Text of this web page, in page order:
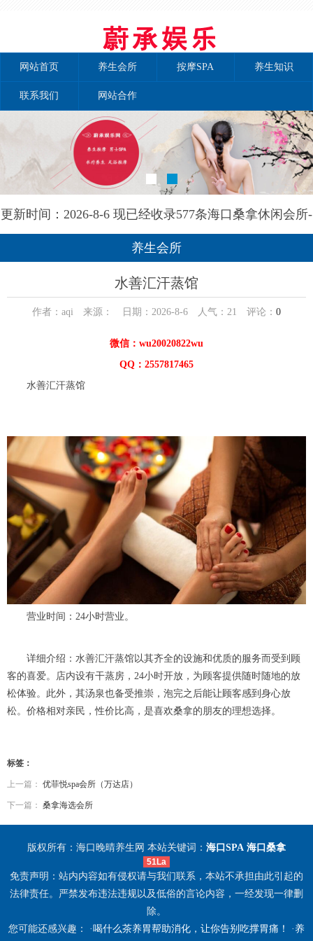
网站首页 养生会所 按摩SPA 养生知识
联系我们 网站合作
更新时间：2026-8-6 现已经收录577条海口桑拿休闲会所-
海口晚晴养生网信息
养生会所
水善汇汗蒸馆
作者：aqi 来源： 日期：2026-8-6 人气： 21 评论： 0
微信：wu20020822wu
QQ：2557817465
水善汇汗蒸馆
营业时间：24小时营业。
详细介绍：水善汇汗蒸馆以其齐全的设施和优质的服务而受到顾
客的喜爱。店内设有干蒸房，24小时开放，为顾客提供随时随地的放
松体验。此外，其汤泉也备受推崇，泡完之后能让顾客感到身心放
松。价格相对亲民，性价比高，是喜欢桑拿的朋友的理想选择。
标签：
上一篇： 优菲悦spa会所（万达店）
下一篇： 桑拿海选会所
版权所有：海口晚晴养生网 本站关键词： 海口SPA 海口桑拿
51La
免责声明：站内内容如有侵权请与我们联系，本站不承担由此引起的
法律责任。严禁发布违法违规以及低俗的言论内容，一经发现一律删
除。
您可能还感兴趣： · 喝什么茶养胃帮助消化，让你告别吃撑胃痛！ · 养